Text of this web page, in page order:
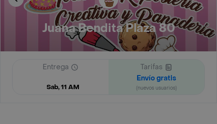
Juana Bendita Plaza 80
Entrega
Sab, 11 AM
Tarifas
Envío gratis
(nuevos usuarios)